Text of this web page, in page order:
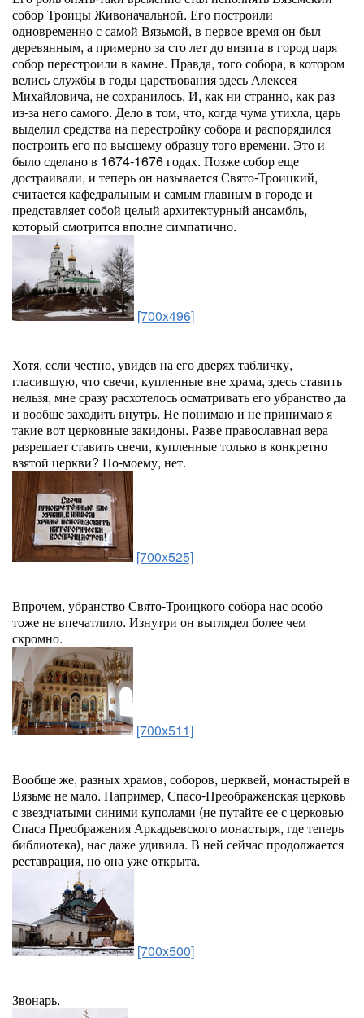
собор Троицы Живоначальной. Его построили
одновременно с самой Вязьмой, в первое время он был
деревянным, а примерно за сто лет до визита в город царя
собор перестроили в камне. Правда, того собора, в котором
велись службы в годы царствования здесь Алексея
Михайловича, не сохранилось. И, как ни странно, как раз
из-за него самого. Дело в том, что, когда чума утихла, царь
выделил средства на перестройку собора и распорядился
построить его по высшему образцу того времени. Это и
было сделано в 1674-1676 годах. Позже собор еще
достраивали, и теперь он называется Свято-Троицкий,
считается кафедральным и самым главным в городе и
представляет собой целый архитектурный ансамбль,
который смотрится вполне симпатично.
[700x496]
Хотя, если честно, увидев на его дверях табличку,
гласившую, что свечи, купленные вне храма, здесь ставить
нельзя, мне сразу расхотелось осматривать его убранство да
и вообще заходить внутрь. Не понимаю и не принимаю я
такие вот церковные закидоны. Разве православная вера
разрешает ставить свечи, купленные только в конкретно
взятой церкви? По-моему, нет.
[700x525]
Впрочем, убранство Свято-Троицкого собора нас особо
тоже не впечатлило. Изнутри он выглядел более чем
скромно.
[700x511]
Вообще же, разных храмов, соборов, церквей, монастырей в
Вязьме не мало. Например, Спасо-Преображенская церковь
с звездчатыми синими куполами (не путайте ее с церковью
Спаса Преображения Аркадьевского монастыря, где теперь
библиотека), нас даже удивила. В ней сейчас продолжается
реставрация, но она уже открыта.
[700x500]
Звонарь.